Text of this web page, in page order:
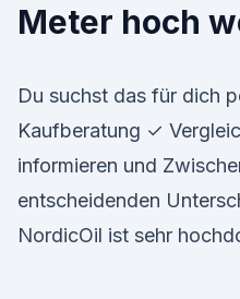
Meter hoch
Du suchst das für dich
Kaufberatung ✓
informieren und
entscheidenden
NordicOil ist sehr